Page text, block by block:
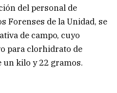
del personal de
Forenses de la Unidad, se
de campo, cuyo
para clorhidrato de
un kilo y 22 gramos.